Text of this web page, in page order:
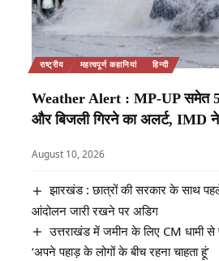
राष्ट्रीय महत्वपूर्ण कहानियां हिन्दी
Weather Alert : MP-UP समेत 5
और बिजली गिरने का अलर्ट, IMD ने
August 10, 2026
झारखंड : छात्रों की सरकार के साथ
आंदोलन जारी रखने पर अडिग
उत्तराखंड में जमीन के लिए CM धामी से
‘अपने पहाड़ के लोगों के बीच रहना चाहता हूं’